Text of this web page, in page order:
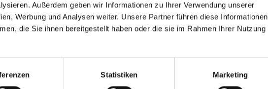
Außerdem geben wir Informationen zu Ihrer Verwendung unserer
Werbung und Analysen weiter. Unsere Partner führen diese Informationen
die Sie ihnen bereitgestellt haben oder die sie im Rahmen Ihrer Nutzung
Statistiken Marketing
und Umland: Käufer finden